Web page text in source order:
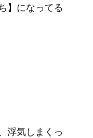
】になってる
浮気しまくっ